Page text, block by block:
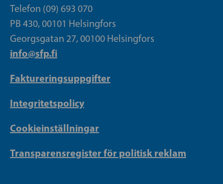
Telefon (09) 693 070
PB 430, 00101 Helsingfors
Georgsgatan 27, 00100 Helsingfors
info@sfp.fi
Faktureringsuppgifter
Integritetspolicy
Cookieinställningar
Transparensregister för politisk reklam